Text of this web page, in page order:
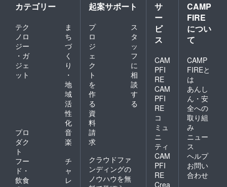
カテゴリー
テク
ノロ
ジー
・ガ
ジェ
ット
ま
ち
づ
く
り
・
地
域
活
性
化
プロ
ダク
ト
音
楽
フー
ド・
飲食
チ
ャ
レ
起案サポート
プ
ロ
ジ
ェ
ク
ト
を
作
る
ス
タ
ッ
フ
に
相
談
す
る
資
料
請
求
クラウドファ
ンディングの
ノウハウを無
サ
ー
ビ
ス
CAM
PFI
RE
CAM
PFI
RE
コ
ミュ
ニ
ティ
CAM
PFI
RE
Crea
CAMP
FIRE
につい
て
CAMP
FIREと
は
あんし
ん・安
全への
取り組
み
ニュー
ス
ヘルプ
お問い
合わせ